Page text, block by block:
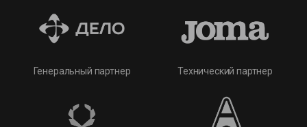
Генеральный партнер Технический партнер